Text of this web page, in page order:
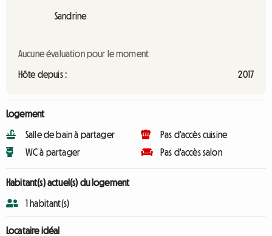
Sandrine
Aucune évaluation pour le moment
Hôte depuis : 2017
Logement
Salle de bain à partager
WC à partager
Pas d'accès cuisine
Pas d'accès salon
Habitant(s) actuel(s) du logement
1 habitant(s)
Locataire idéal